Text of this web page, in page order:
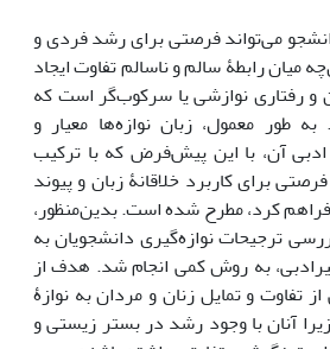
می‌تواند فرصتی برای رشد فردی و
میان رابطۀ سالم و ناسالم تفاوت ایجاد
و رفتاری نوازشی یا سرکوب‌گر است که
طور معمول، زبان نوازه‌ها معیار و
آن، با ‌این پیش‌فرض ‌که با ترکیب
برای کاربرد خلاقانۀ زبان و پیوند
کرد، مطرح شده است. بدین‌منظور،
ترجیحات نوازه‌گیری دانشجویان به
به روش کمی انجام شد. هدف از
تفاوت و تمایل زنان و مردان به نوازۀ
آنان با وجود رشد در بستر زیستی و